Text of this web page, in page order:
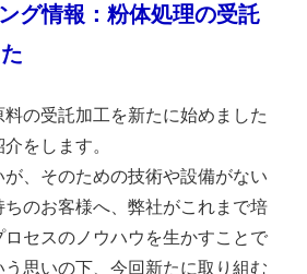
グ情報：粉体処理の受託
の受託加工を新たに始めました
をします。
、そのための技術や設備がない
ちのお客様へ、弊社がこれまで培
ロセスのノウハウを生かすことで
思いの下、今回新たに取り組む